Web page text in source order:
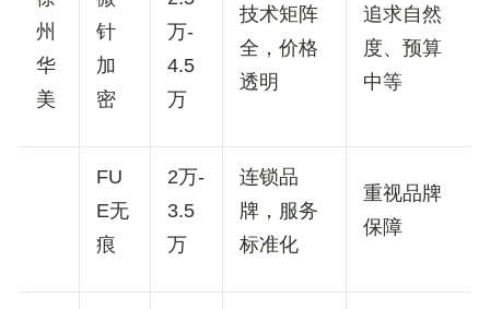
州
华
美
针
加
密
万-
4.5
万
技术矩阵
全，价格
透明
追求自然
度、预算
中等
FU
E无
痕
2万-
3.5
万
连锁品
牌，服务
标准化
重视品牌
保障